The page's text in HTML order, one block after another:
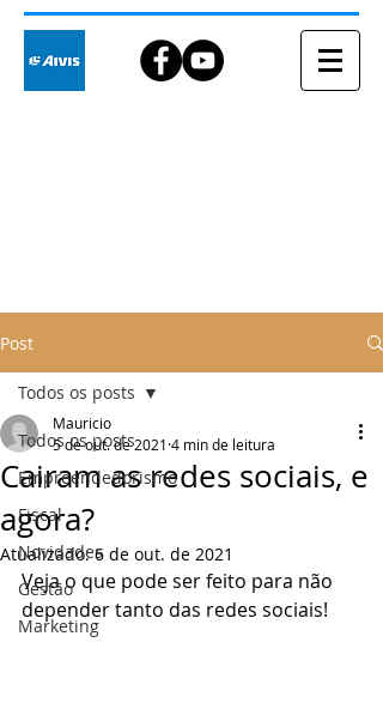
Post
Todos os posts
Empreendedorismo
Fiscal
Novidades
Gestão
Marketing
Todos os posts
Cairam as redes sociais, e
agora?
Mauricio
5 de out. de 2021 4 min de leitura
Atualizado:6 de out. de 2021
Veja o que pode ser feito para não
depender tanto das redes sociais!